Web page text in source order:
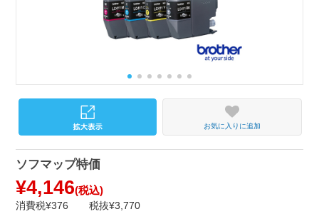
お気に入りに追加
ソフマップ特価
¥4,146(税込)
消費税¥376 税抜¥3,770